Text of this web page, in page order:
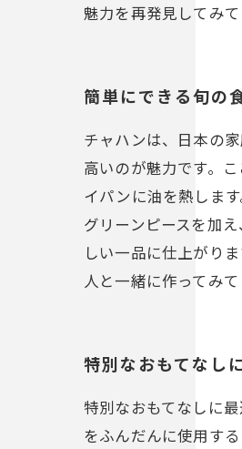
魅力を再発見してみ
簡単にできる旬の
チャハンは、日本の
高いのが魅力です。
イパンに油を熱しま
グリーンピースを加
しい一品に仕上がり
人と一緒に作ってみて
特別なおもてなし
特別なおもてなしに
をふんだんに使用す